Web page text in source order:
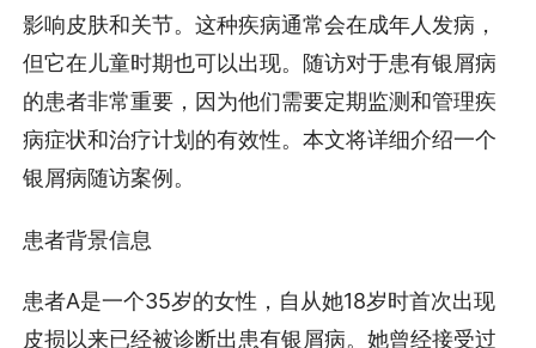
影响皮肤和关节。这种疾病通常会在成年人发病，
但它在儿童时期也可以出现。随访对于患有银屑病
的患者非常重要，因为他们需要定期监测和管理疾
病症状和治疗计划的有效性。本文将详细介绍一个
银屑病随访案例。
患者背景信息
患者A是一个35岁的女性，自从她18岁时首次出现
皮损以来已经被诊断出患有银屑病。她曾经接受过